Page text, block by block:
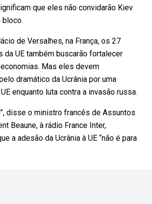
que eles não convidarão Kiev
bloco.
de Versalhes, na França, os 27
da UE também buscarão fortalecer
Mas eles devem
dramático da Ucrânia por uma
enquanto luta contra a invasão russa.
disse o ministro francês de Assuntos
Beaune, à rádio France Inter,
a adesão da Ucrânia à UE “não é para